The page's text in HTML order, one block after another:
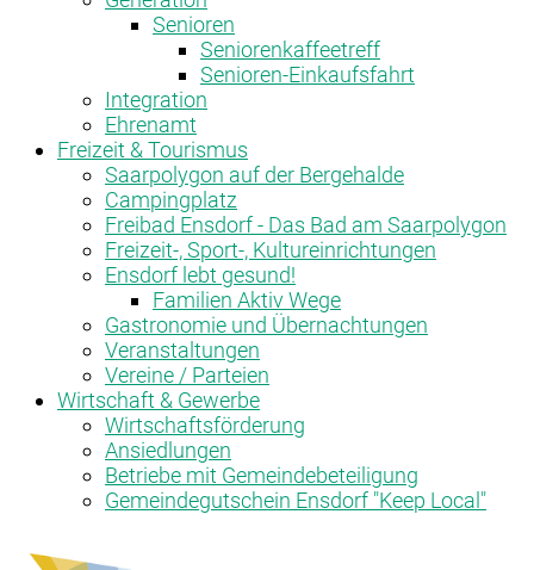
Senioren
Seniorenkaffeetreff
Senioren-Einkaufsfahrt
Integration
Ehrenamt
Freizeit & Tourismus
Saarpolygon auf der Bergehalde
Campingplatz
Freibad Ensdorf - Das Bad am Saarpolygon
Freizeit-, Sport-, Kultureinrichtungen
Ensdorf lebt gesund!
Familien Aktiv Wege
Gastronomie und Übernachtungen
Veranstaltungen
Vereine / Parteien
Wirtschaft & Gewerbe
Wirtschaftsförderung
Ansiedlungen
Betriebe mit Gemeindebeteiligung
Gemeindegutschein Ensdorf "Keep Local"